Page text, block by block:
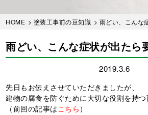
HOME > 塗装工事前の豆知識 > 雨どい、こんな
雨どい、こんな症状が出たら
2019.3.6
先日もお伝えさせていただきましたが、
建物の腐食を防ぐために大切な役割を持つ
（前回の記事はこちら ）